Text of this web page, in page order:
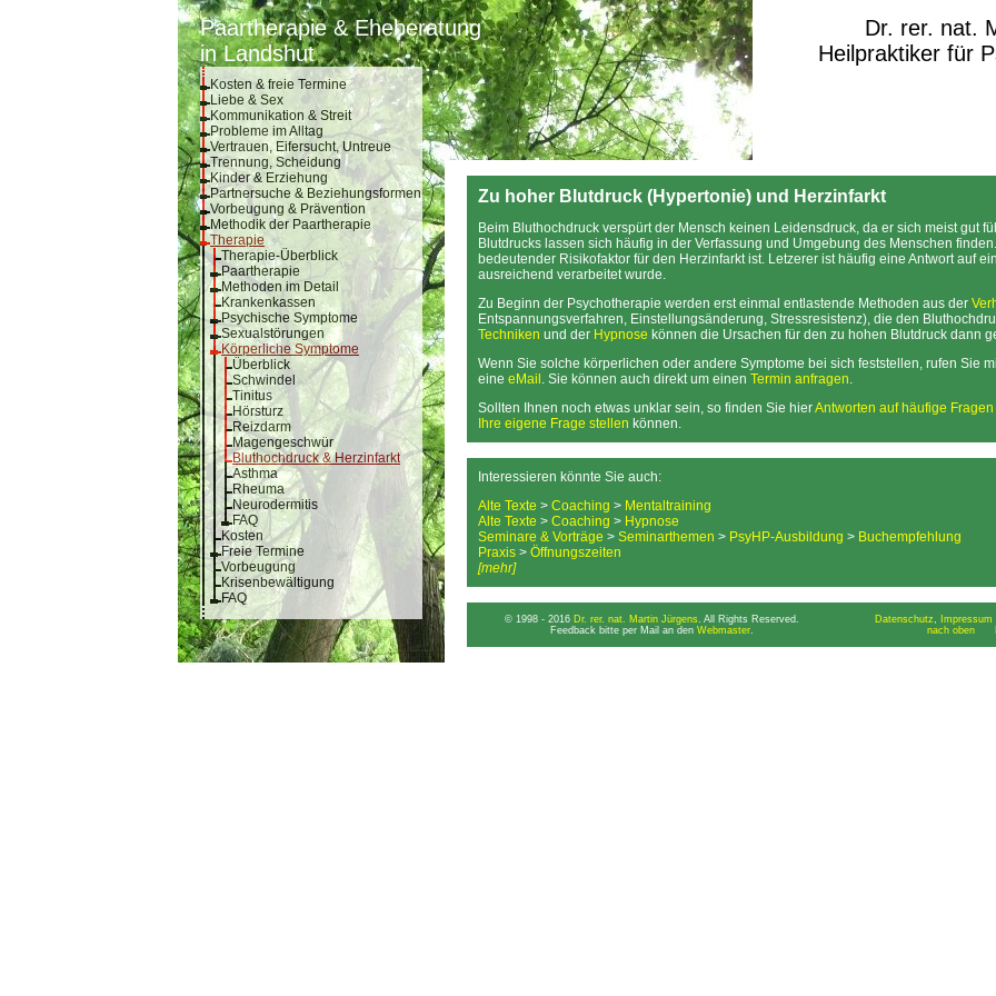
Paartherapie & Eheberatung
in Landshut
Dr. rer. nat.
Heilpraktiker für
Kosten & freie Termine
Liebe & Sex
Kommunikation & Streit
Probleme im Alltag
Vertrauen, Eifersucht, Untreue
Trennung, Scheidung
Kinder & Erziehung
Partnersuche & Beziehungsformen
Vorbeugung & Prävention
Methodik der Paartherapie
Therapie
Therapie-Überblick
Paartherapie
Methoden im Detail
Krankenkassen
Psychische Symptome
Sexualstörungen
Körperliche Symptome
Überblick
Schwindel
Tinitus
Hörsturz
Reizdarm
Magengeschwür
Bluthochdruck & Herzinfarkt
Asthma
Rheuma
Neurodermitis
FAQ
Kosten
Freie Termine
Vorbeugung
Krisenbewältigung
FAQ
Zu hoher Blutdruck (Hypertonie) und Herzinfarkt
Beim Bluthochdruck verspürt der Mensch keinen Leidensdruck, da er sich meist gut
Blutdrucks lassen sich häufig in der Verfassung und Umgebung des Menschen
bedeutender Risikofaktor für den Herzinfarkt ist. Letzerer ist häufig eine Antwort auf
ausreichend verarbeitet wurde.
Zu Beginn der Psychotherapie werden erst einmal entlastende Methoden aus der
Entspannungsverfahren, Einstellungsänderung, Stressresistenz), die den
Techniken und der Hypnose können die Ursachen für den zu hohen Blutdruck dann
Wenn Sie solche körperlichen oder andere Symptome bei sich feststellen, rufen Sie
eine eMail . Sie können auch direkt um einen Termin anfragen.
Sollten Ihnen noch etwas unklar sein, so finden Sie hierAntworten auf häufige
Ihre eigene Frage stellen können.
Interessieren könnte Sie auch:
Alte Texte > Coaching > Mentaltraining
Alte Texte > Coaching > Hypnose
Seminare & Vorträge > Seminarthemen > PsyHP-Ausbildung > Buchempfehlung
Praxis > Öffnungszeiten
[mehr]
© 1998 - 2016 Dr. rer. nat. Martin Jürgens. All Rights Reserved.
Feedback bitte per Mail an den Webmaster.
Datenschutz,
nach oben